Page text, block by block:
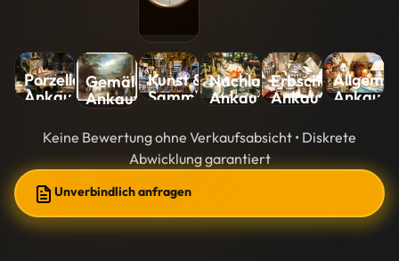
Porzellan-
Ankauf
Gemälde-
Ankauf
Kunst &
Sammlungen-
Nachlass-
Ankauf
Erbschaft-
Ankauf Ankauf
Keine Bewertung ohne Verkaufsabsicht • Diskrete
Abwicklung garantiert
Unverbindlich anfragen